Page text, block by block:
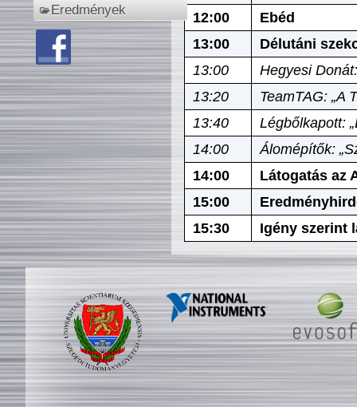
Eredmények
12:00
Ebéd
13:00
Délutáni
13:00
Hegyesi
13:20
TeamTAG: „A
13:40
Légbőlkapott:
14:00
Álomépítők:
14:00
Látogatás az
15:00
15:30
Igény szerint